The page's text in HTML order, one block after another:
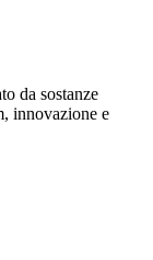
da sostanze
innovazione e